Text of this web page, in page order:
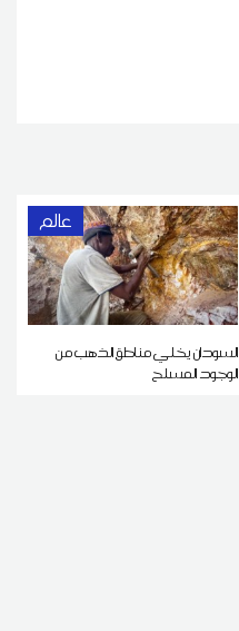
عالم
السودان يخلي مناطق الذهب من
الوجود المسلح